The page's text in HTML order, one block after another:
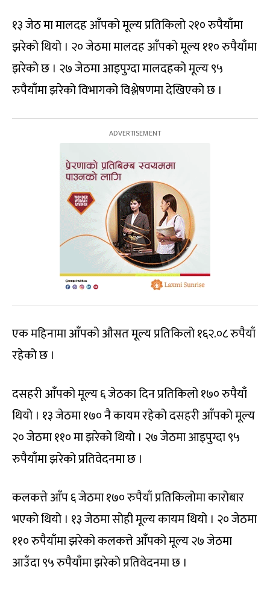
१३ जेठ मा मालदह आँपको मूल्य प्रतिकिलो २१० रुपैयाँमा
झरेको थियो । २० जेठमा मालदह आँपको मूल्य ११० रुपैयाँमा
झरेको छ । २७ जेठमा आइपुग्दा मालदहको मूल्य ९५
रुपैयाँमा झरेको विभागको विश्लेषणमा देखिएको छ ।
एक महिनामा आँपको औसत मूल्य प्रतिकिलो १६२.०८ रुपैयाँ
रहेको छ ।
दसहरी आँपको मूल्य ६ जेठका दिन प्रतिकिलो १७० रुपैयाँ
थियो । १३ जेठमा १७० नै कायम रहेको दसहरी आँपको मूल्य
२० जेठमा ११० मा झरेको थियो । २७ जेठमा आइपुग्दा ९५
रुपैयाँमा झरेको प्रतिवेदनमा छ ।
कलकत्ते आँप ६ जेठमा १७० रुपैयाँ प्रतिकिलोमा कारोबार
भएको थियो । १३ जेठमा सोही मूल्य कायम थियो । २० जेठमा
११० रुपैयाँमा झरेको कलकत्ते आँपको मूल्य २७ जेठमा
आउँदा ९५ रुपैयाँमा झरेको प्रतिवेदनमा छ ।